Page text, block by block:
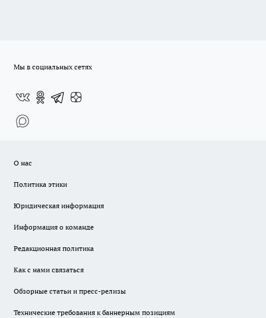
Мы в социальных сетях
О нас
Политика этики
Юридическая информация
Информация о команде
Редакционная политика
Как с нами связаться
Обзорные статьи и пресс-релизы
Технические требования к баннерным позициям